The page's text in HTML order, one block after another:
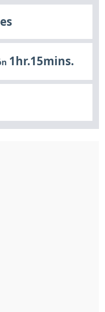
1hr.15mins.